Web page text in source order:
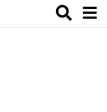
Toggle